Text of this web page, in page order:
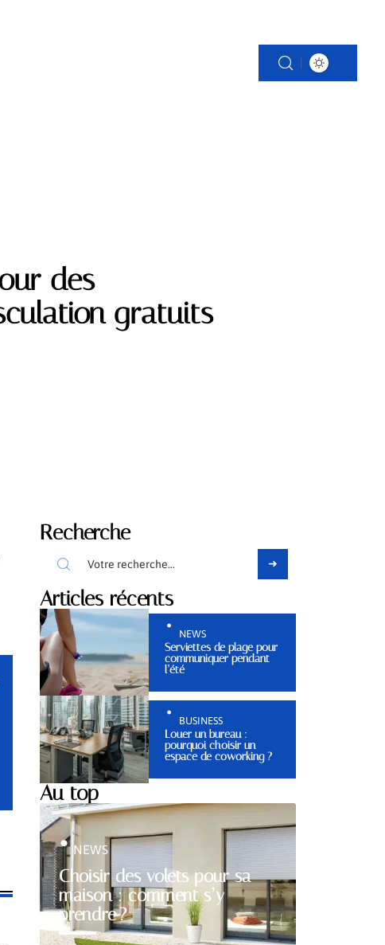
des
gratuits
Recherche
Articles récents
NEWS
Serviettes de plage pour
communiquer pendant
l’été
BUSINESS
Louer un bureau :
pourquoi choisir un
espace de coworking ?
Au top
Choisir des volets pour sa
maison : comment s’y
prendre ?
NEWS